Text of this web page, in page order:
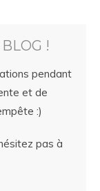
!
pendant
et de
:)
pas à